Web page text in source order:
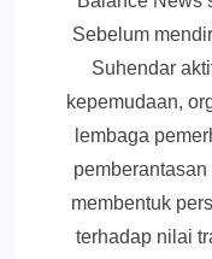
Sebelum
Suhendar
kepemudaan,
lembaga
membentuk
terhadap nilai